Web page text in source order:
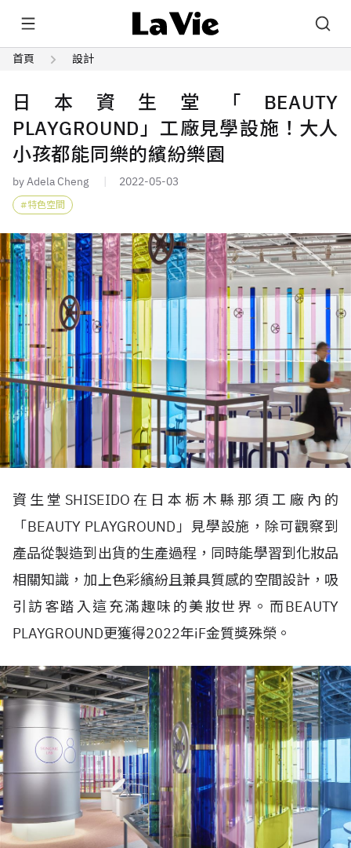
首頁 設計
日本資生堂「BEAUTY
PLAYGROUND」工廠見學設施！大人
小孩都能同樂的繽紛樂園
by Adela Cheng 2022-05-03
特色空間
資生堂SHISEIDO在日本栃木縣那須工廠內的
「BEAUTY PLAYGROUND」見學設施，除可觀察到
產品從製造到出貨的生產過程，同時能學習到化妝品
相關知識，加上色彩繽紛且兼具質感的空間設計，吸
引訪客踏入這充滿趣味的美妝世界。而BEAUTY
PLAYGROUND更獲得2022年iF金質獎殊榮。